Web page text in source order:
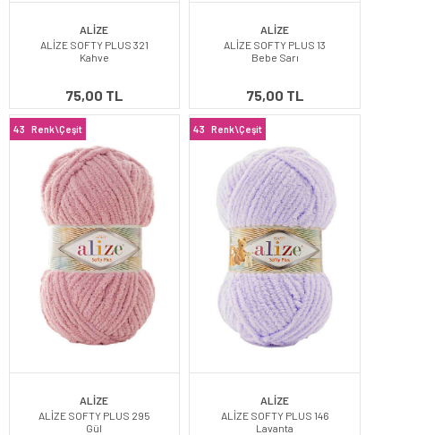
ALİZE
ALİZE SOFTY PLUS 321
Kahve
75,00 TL
ALİZE
ALİZE SOFTY PLUS 13
Bebe Sarı
75,00 TL
43 Renk\Çeşit
ALİZE
ALİZE SOFTY PLUS 295
Gül
43 Renk\Çeşit
ALİZE
ALİZE SOFTY PLUS 146
Lavanta